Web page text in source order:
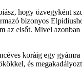
hogy özvegyként
bizonyos
elsőt. Mivel
koráig egy
és